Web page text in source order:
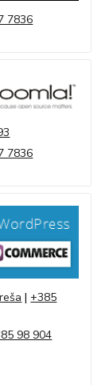
7836
7836
|+385
98 904